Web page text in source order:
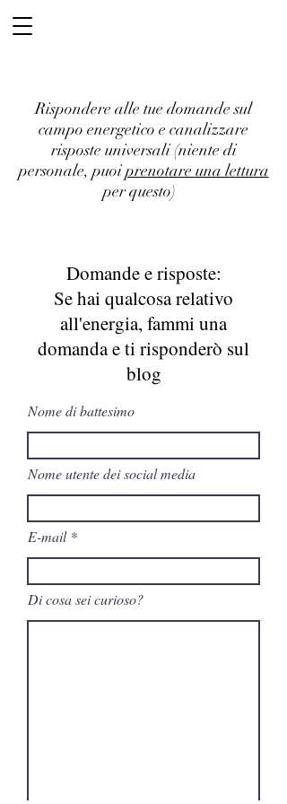
Rispondere alle tue domande sul
campo energetico e canalizzare
risposte universali (niente di
personale, puoiprenotare una lettura
per questo)
Domande e risposte:
Se hai qualcosa relativo
all'energia, fammi una
domanda e ti risponderò sul
blog
Nome di battesimo
Nome utente dei social media
E-mail
Di cosa sei curioso?